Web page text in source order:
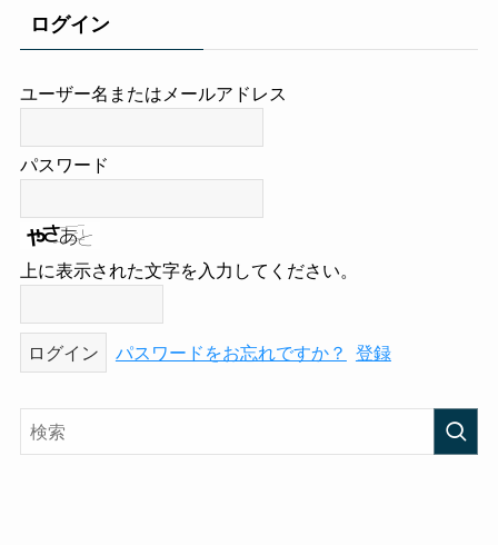
ログイン
ユーザー名またはメールアドレス
パスワード
上に表示された文字を入力してください。
パスワードをお忘れですか？ 登録